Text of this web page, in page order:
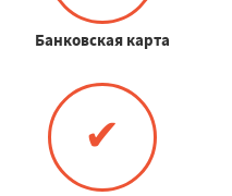
Банковская карта
✔